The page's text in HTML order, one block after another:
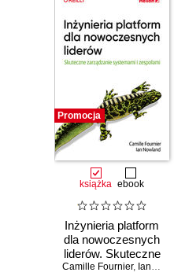
Promocja
książka ebook
Inżynieria platform
dla nowoczesnych
liderów. Skuteczne
zarządzanie
Camille Fournier, Ian Nowland